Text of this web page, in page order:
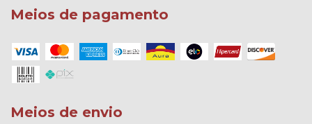
Meios de pagamento
Meios de envio